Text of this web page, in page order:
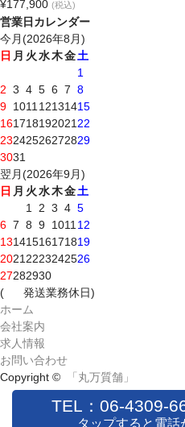
¥177,900 (税込)
営業日カレンダー
今月(2026年8月)
日 月 火水木金土
1
2 3 4 5 6 7 8
9 1011 12131415
161718192021 22
23242526272829
3031
翌月(2026年9月)
日 月 火水木金土
1
2 3 4 5
6 7 8 9 1011 12
13141516171819
2021 2223242526
27282930
(
発送業務休日)
ホーム
会社案内
求人情報
お問い合わせ
Copyright ©
「丸万質舗」
TEL：06-4309-
タップすると電話